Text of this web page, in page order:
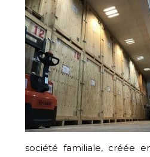
société familiale, créée